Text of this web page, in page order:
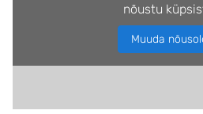
nõustu
Muuda